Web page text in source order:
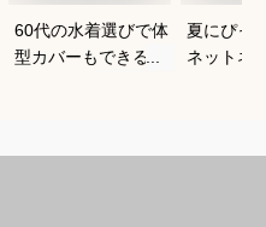
60代の水着選びで体
型カバーもできるお
夏にぴっ
ネットネ